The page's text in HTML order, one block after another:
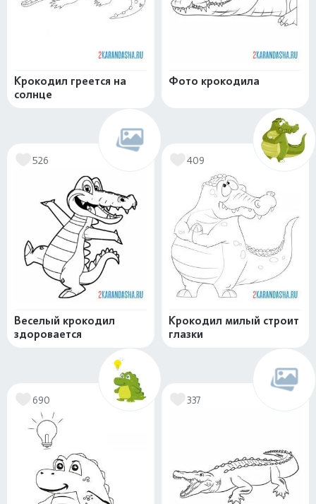
Крокодил греется на
солнце
Фото крокодила
526
Веселый крокодил
здоровается
409
Крокодил милый строит
глазки
690 337